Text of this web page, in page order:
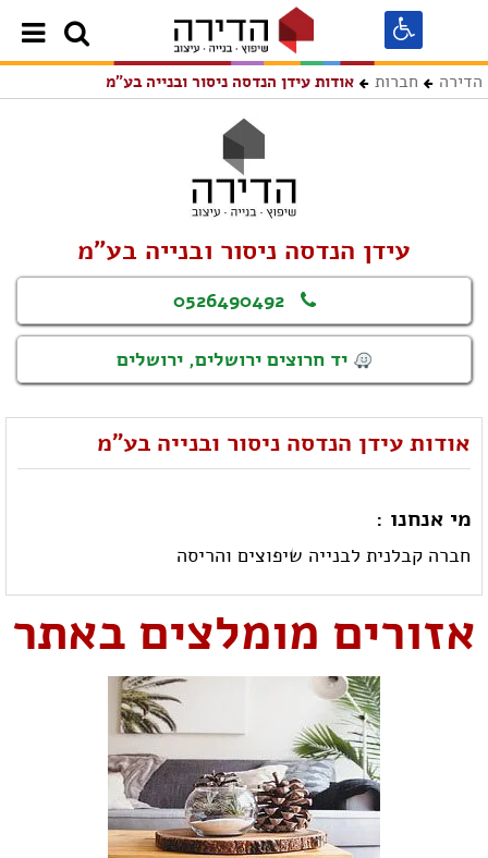
הדירה חברות אודות עידן הנדסה ניסור ובנייה בע"מ
עידן הנדסה ניסור ובנייה בע"מ
0526490492
יד חרוצים ירושלים, ירושלים
אודות עידן הנדסה ניסור ובנייה בע"מ
מי אנחנו :
חברה קבלנית לבנייה שיפוצים והריסה
אזורים מומלצים באתר